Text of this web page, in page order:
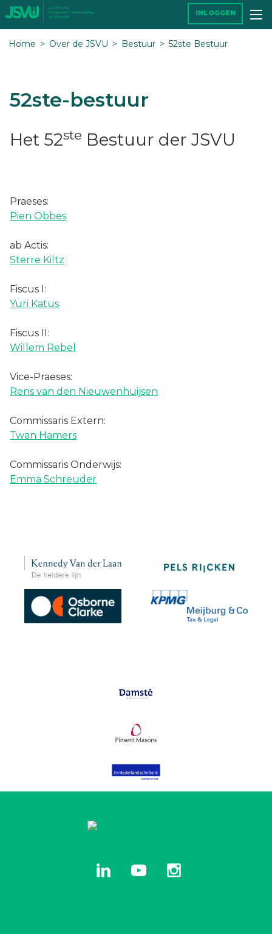
Home Over de JSVU Bestuur 52ste Bestuur
52ste-bestuur
Het 52ste Bestuur der JSVU
Praeses:
Pien Obbes
ab Actis:
Sterre Kiltz
Fiscus I:
Yuri Katus
Fiscus II:
Willem Rebel
Vice-Praeses:​​​​​​
Rens van den Nieuwenhuijsen
Commissaris Extern:
Twan Hamers
Commissaris Onderwijs:
Emma Schreuder
linkedin youtube
INLOGGEN